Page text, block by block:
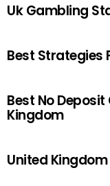
Uk Gambling
Best Strategies
Best No
Kingdom
United